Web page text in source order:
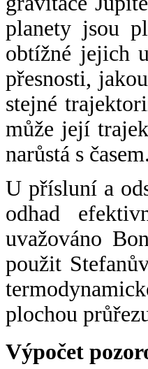
planety jsou
obtížné jejich
přesnosti,
stejné
může její
narůstá s časem.
U přísluní a
odhad
uvažováno
použit
plochou
Výpočet